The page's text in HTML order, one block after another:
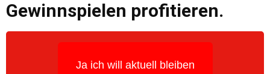
Gewinnspielen profitieren.
Ja ich will aktuell bleiben